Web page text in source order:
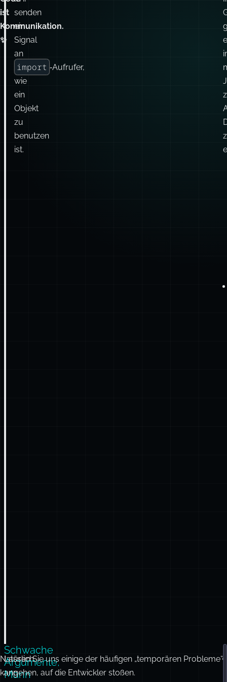
Code
Kommunikation.
Wir
senden
ein
Signal
an
import
wie
Was sagen wir damit?